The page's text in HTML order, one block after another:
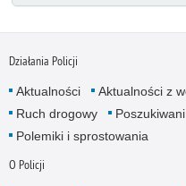
Działania Policji
Aktualności Aktualności z
Ruch drogowy
Poszukiwani
Polemiki i sprostowania
O Policji